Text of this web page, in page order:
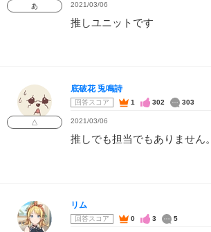
あ 2021/03/06
推しユニットです
△
底破花 兎鳴詩
回答スコア 1 302 303
2021/03/06
推しでも担当でもありません。
リム
回答スコア 0 3 5